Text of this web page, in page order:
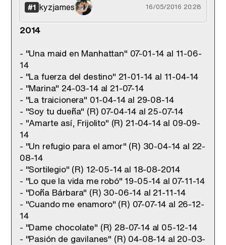
#1 kyzjames 16/05/2016 20:28
2014
- "Una maid en Manhattan" 07-01-14 al 11-06-
14
- "La fuerza del destino" 21-01-14 al 11-04-14
- "Marina" 24-03-14 al 21-07-14
- "La traicionera" 01-04-14 al 29-08-14
- "Soy tu dueña" (R) 07-04-14 al 25-07-14
- "Amarte así, Frijolito" (R) 21-04-14 al 09-09-
14
- "Un refugio para el amor" (R) 30-04-14 al 22-
08-14
- "Sortilegio" (R) 12-05-14 al 18-08-2014
- "Lo que la vida me robó" 19-05-14 al 07-11-14
- "Doña Bárbara" (R) 30-06-14 al 21-11-14
- "Cuando me enamoro" (R) 07-07-14 al 26-12-
14
- "Dame chocolate" (R) 28-07-14 al 05-12-14
- "Pasión de gavilanes" (R) 04-08-14 al 20-03-